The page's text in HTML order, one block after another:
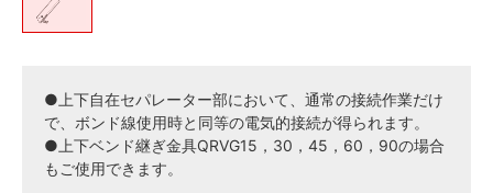
●上下自在セパレーター部において、通常の接続作業だけ
で、ボンド線使用時と同等の電気的接続が得られます。
●上下ベンド継ぎ金具QRVG15，30，45，60，90の場合
もご使用できます。